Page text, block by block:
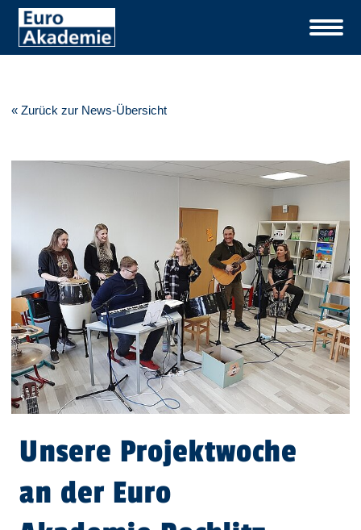
« Zurück zur News-Übersicht
Unsere Projektwoche
an der Euro